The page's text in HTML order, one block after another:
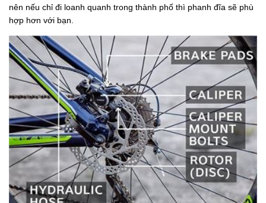
nên nếu chỉ đi loanh quanh trong thành phố thì phanh đĩa sẽ phù
hợp hơn với bạn.